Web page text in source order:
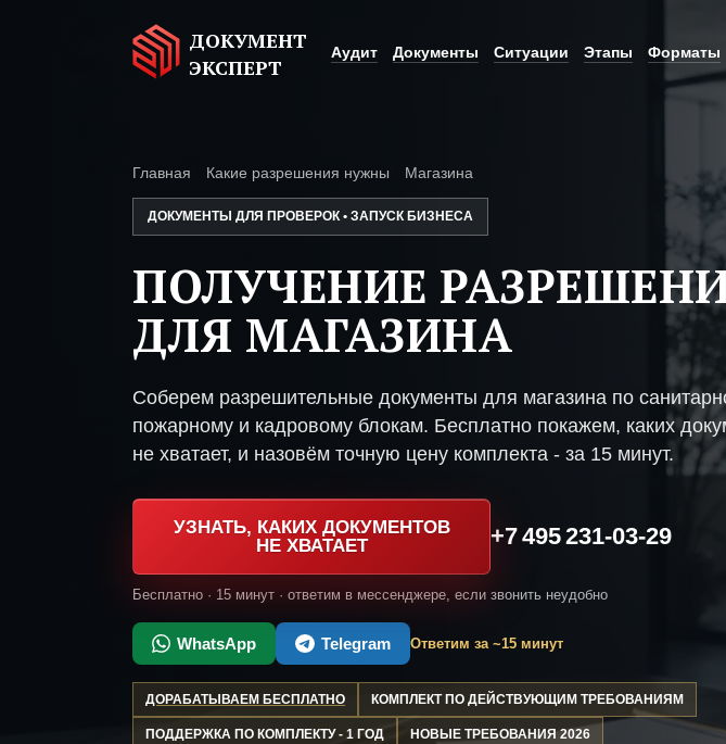
ДОКУМЕНТ
ЭКСПЕРТ
Аудит Документы Ситуации Этапы Форматы
Главная Какие разрешения нужны Магазина
ДОКУМЕНТЫ ДЛЯ ПРОВЕРОК • ЗАПУСК БИЗНЕСА
ПОЛУЧЕНИЕ
ДЛЯ МАГАЗИНА
Соберем разрешительные документы для магазина по
пожарному и кадровому блокам. Бесплатно покажем, каких
не хватает, и назовём точную цену комплекта - за 15 минут.
УЗНАТЬ, КАКИХ ДОКУМЕНТОВ
НЕ ХВАТАЕТ
+7 495 231-03-29
Бесплатно · 15 минут · ответим в мессенджере, если звонить неудобно
WhatsApp Telegram Ответим за ~15 минут
ДОРАБАТЫВАЕМ БЕСПЛАТНО КОМПЛЕКТ ПО ДЕЙСТВУЮЩИМ ТРЕБОВАНИЯМ
ПОДДЕРЖКА ПО КОМПЛЕКТУ - 1 ГОД НОВЫЕ ТРЕБОВАНИЯ 2026